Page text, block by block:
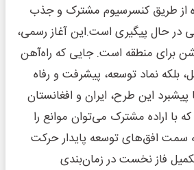
از طریق کنسرسیوم مشترک و جذب
در حال پیگیری است.این آغاز رسمی،
برای منطقه است. جایی که راه‌آهن
بلکه نماد توسعه، پیشرفت و رفاه
این طرح، ایران و افغانستان
با اراده مشترک می‌توان موانع را
افق‌های توسعه پایدار حرکت
فاز نخست در زمان‌بندی